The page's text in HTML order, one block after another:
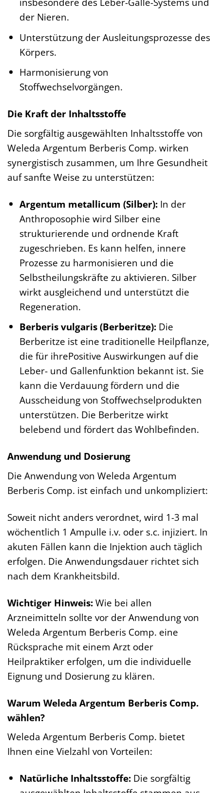
der Nieren.
Unterstützung der Ausleitungsprozesse des
Körpers.
Harmonisierung von
Stoffwechselvorgängen.
Die Kraft der Inhaltsstoffe
Die sorgfältig ausgewählten Inhaltsstoffe von
Weleda Argentum Berberis Comp. wirken
synergistisch zusammen, um Ihre Gesundheit
auf sanfte Weise zu unterstützen:
Argentum metallicum (Silber):In der
Anthroposophie wird Silber eine
strukturierende und ordnende Kraft
zugeschrieben. Es kann helfen, innere
Prozesse zu harmonisieren und die
Selbstheilungskräfte zu aktivieren. Silber
wirkt ausgleichend und unterstützt die
Regeneration.
Berberis vulgaris (Berberitze):Die
Berberitze ist eine traditionelle Heilpflanze,
die für ihrePositive Auswirkungen auf die
Leber- und Gallenfunktion bekannt ist. Sie
kann die Verdauung fördern und die
Ausscheidung von Stoffwechselprodukten
unterstützen. Die Berberitze wirkt
belebend und fördert das Wohlbefinden.
Anwendung und Dosierung
Die Anwendung von Weleda Argentum
Berberis Comp. ist einfach und unkompliziert:
Soweit nicht anders verordnet, wird 1-3 mal
wöchentlich 1 Ampulle i.v. oder s.c. injiziert. In
akuten Fällen kann die Injektion auch täglich
erfolgen. Die Anwendungsdauer richtet sich
nach dem Krankheitsbild.
Wichtiger Hinweis:Wie bei allen
Arzneimitteln sollte vor der Anwendung von
Weleda Argentum Berberis Comp. eine
Rücksprache mit einem Arzt oder
Heilpraktiker erfolgen, um die individuelle
Eignung und Dosierung zu klären.
Warum Weleda Argentum Berberis Comp.
wählen?
Weleda Argentum Berberis Comp. bietet
Ihnen eine Vielzahl von Vorteilen:
Natürliche Inhaltsstoffe:Die sorgfältig